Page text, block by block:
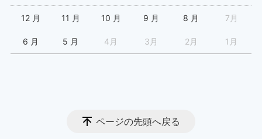
12 月 11 月 10 月 9 月 8 月 7月
6 月 5 月 4月 3月 2月 1月
ページの先頭へ戻る